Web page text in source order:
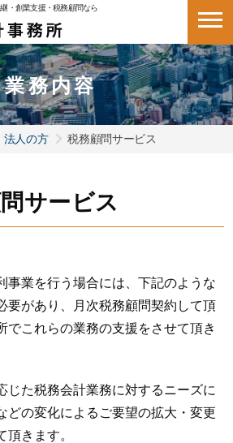
・創業支援・税務顧問なら
業務内容
法人の方 税務顧問サービス
サービス
事業を行う場合には、下記のような
要があり、月次税務顧問契約して頂
でこれらの業務の支援をさせて頂き
じた税務会計業務に対するニーズに
どの変化によるご要望の拡大・変更
頂きます。